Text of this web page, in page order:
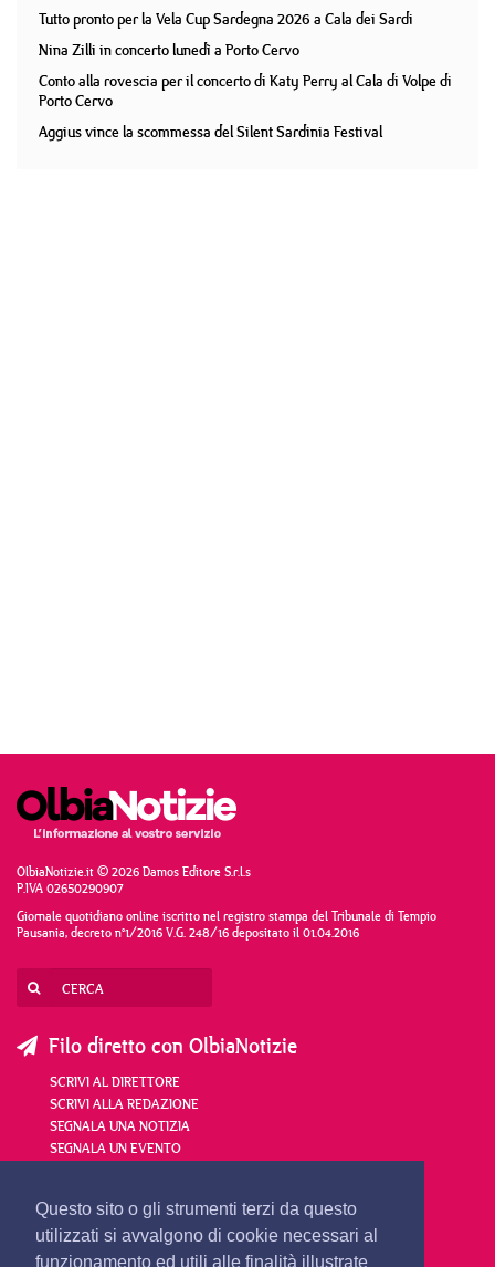
Questo sito o gli strumenti terzi da questo
utilizzati si avvalgono di cookie necessari al
funzionamento ed utili alle finalità illustrate
Tutto pronto per la Vela Cup Sardegna 2026 a Cala dei Sardi
Nina Zilli in concerto lunedì a Porto Cervo
Conto alla rovescia per il concerto di Katy Perry al Cala di Volpe di
Porto Cervo
Aggius vince la scommessa del Silent Sardinia Festival
OlbiaNotizie.it © 2026 Damos Editore S.r.l.s
P.IVA 02650290907
Giornale quotidiano online iscritto nel registro stampa del Tribunale di Tempio
Pausania, decreto n°1/2016 V.G. 248/16 depositato il 01.04.2016
Filo diretto con OlbiaNotizie
SCRIVI AL DIRETTORE
SCRIVI ALLA REDAZIONE
SEGNALA UNA NOTIZIA
SEGNALA UN EVENTO
redazione@olbianotizie.it